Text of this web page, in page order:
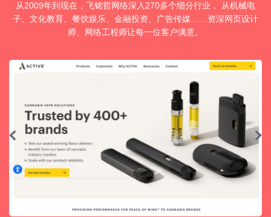
从2009年到现在，飞铭哲网络深入270多个细分行业， 从机械电
子、文化教育、餐饮娱乐、金融投资、广告传媒……资深网页设计
师、网络工程师让每一位客户满意。